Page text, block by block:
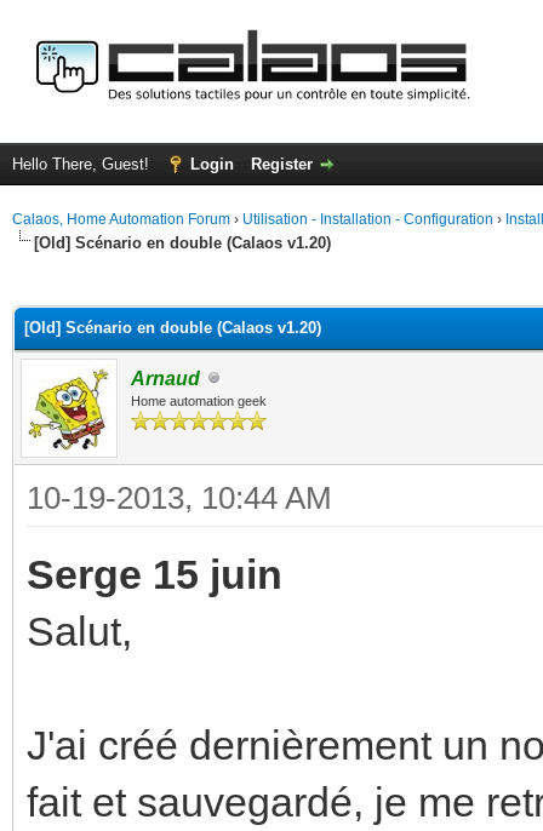
Hello There, Guest! Login Register
Calaos, Home Automation Forum › Utilisation - Installation - Configuration ›
[Old] Scénario en double (Calaos v1.20)
[Old] Scénario en double (Calaos v1.20)
Arnaud
Home automation geek
10-19-2013, 10:44 AM
Serge 15 juin
Salut,
J'ai créé dernièrement un
fait et sauvegardé, je me